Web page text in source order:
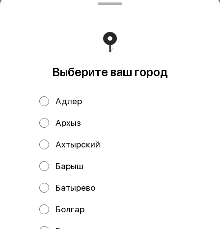
Состав: Рис, нори, сыр творожный, пекинская капуста,
курица х/к, соус барбекю, кунжут.
Мы рекомендуем
лососем
Выберите ваш город
Адлер
Архыз
Ахтырский
Барыш
Батырево
Болгар